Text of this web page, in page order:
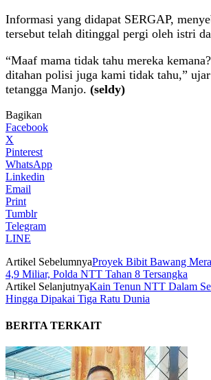
Informasi yang didapat SERGAP,
tersebut telah ditinggal pergi oleh istri
“Maaf mama tidak tahu mereka
ditahan polisi juga kami tidak tahu,”
tetangga Manjo. (seldy)
Bagikan
Facebook
X
Pinterest
WhatsApp
Linkedin
Email
Print
Tumblr
Telegram
LINE
Artikel SebelumnyaProyek Bibit Bawang
4,9 Miliar, Polda NTT Tahan 8 Tersangka
Artikel SelanjutnyaKain Tenun NTT Dalam
Hingga Dipakai Tiga Ratu Dunia
BERITA TERKAIT